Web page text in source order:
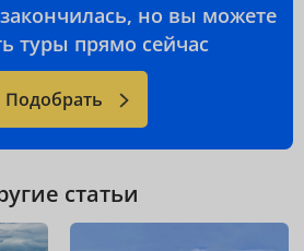
но вы можете
туры прямо сейчас
Подобрать
статьи